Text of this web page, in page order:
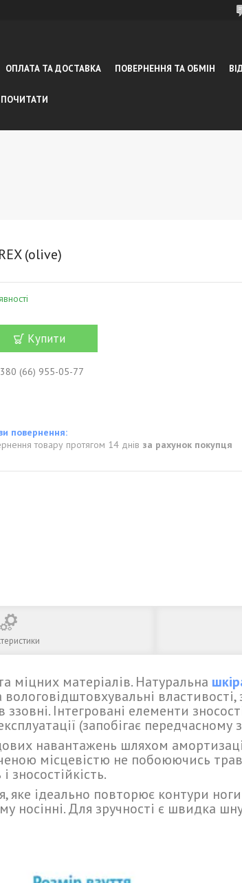
ОПЛАТА ТА ДОСТАВКА ПОВЕРНЕННЯ ТА ОБМІН
ПОЧИТАТИ
(olive)
Купити
(66) 955-05-77
товару протягом 14 днів за рахунок покупця
міцних матеріалів. Натуральна
Інтегровані елементи
(запобігає
навантажень шляхом
місцевістю не побоюючись
яке ідеально повторює контури
носінні. Для зручності є швидка